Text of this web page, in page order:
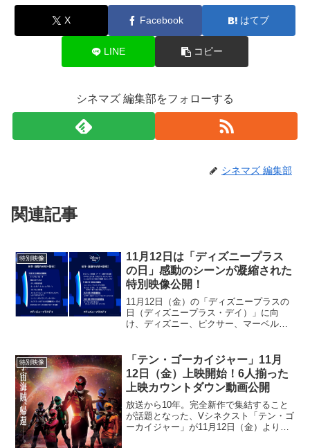
X Facebook はてブ
LINE コピー
シネマズ 編集部をフォローする
シネマズ 編集部
関連記事
特別映像
11月12日は「ディズニープラス
の日」感動のシーンが凝縮された
特別映像公開！
11月12日（金）の「ディズニープラスの
日（ディズニープラス・デイ）」に向
け、ディズニー、ピクサー、マーベル、
ンドの作品から見どころシーンが凝縮さ
れた特別映像が公開...
特別映像
「テン・ゴーカイジャー」11月
12日（金）上映開始！6人揃った
上映カウントダウン動画公開
放送から10年。完全新作で集結すること
が話題となった、Vシネクスト「テン・ゴ
ーカイジャー」が11月12日（金）より期